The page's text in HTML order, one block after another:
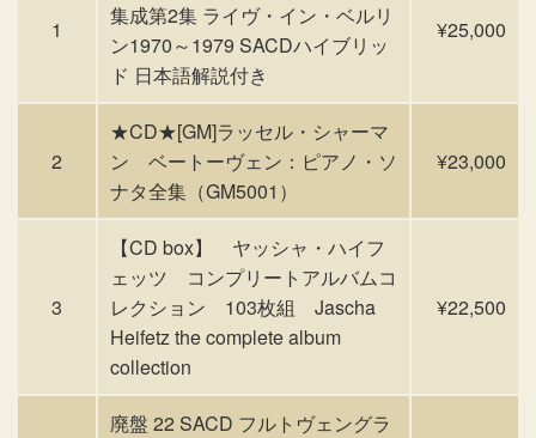
1
集成第2集 ライヴ・イン・ベルリ
ン1970～1979 SACDハイブリッ
ド 日本語解説付き
¥25,000
2
★CD★[GM]ラッセル・シャーマ
ン ベートーヴェン：ピアノ・ソ
ナタ全集（GM5001）
¥23,000
3
【CD box】 ヤッシャ・ハイフ
ェッツ コンプリートアルバムコ
レクション 103枚組 Jascha
Heifetz the complete album
collection
¥22,500
廃盤 22 SACD フルトヴェングラ